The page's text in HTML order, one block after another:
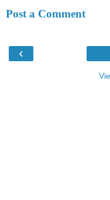
Post a Comment
‹